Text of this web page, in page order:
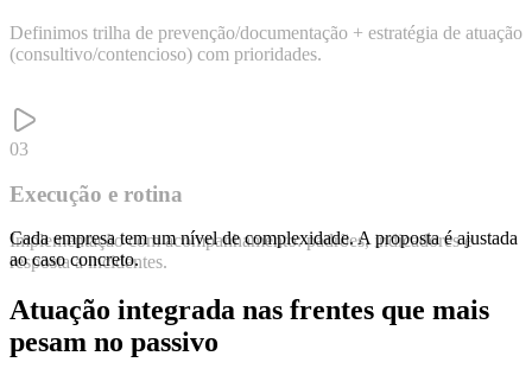
Definimos trilha de prevenção/documentação + estratégia de atuação
(consultivo/contencioso) com prioridades.
03
Execução e rotina
Implementação com acompanhamento: padrões, indicadores e
resposta a incidentes.
Cada empresa tem um nível de complexidade. A proposta é ajustada
ao caso concreto.
Atuação integrada nas frentes que mais
pesam no passivo